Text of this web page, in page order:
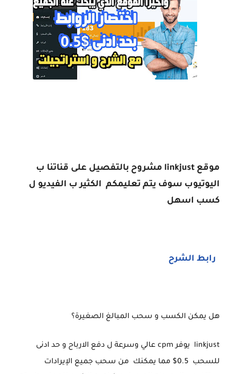
موقع linkjust مشروح بالتفصيل على قناتنا ب
اليوتيوب سوف يتم تعليمكم الكثير ب الفيديو ل
كسب اسهل
رابط الشرح
هل يمكن الكسب و سحب المبالغ الصغيرة؟
linkjust يوفرcpm عالي وسرعة ل دفع الارباح و حد ادنى
للسحب 0.5$ مما يمكنك من سحب جميع الإيرادات